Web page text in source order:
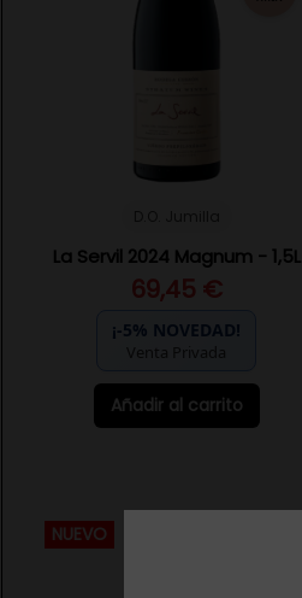
La Servil 2024 Magnum - 1,5L
69,45 €
¡-5% NOVEDAD!
Venta Privada
Añadir al carrito
NUEVO